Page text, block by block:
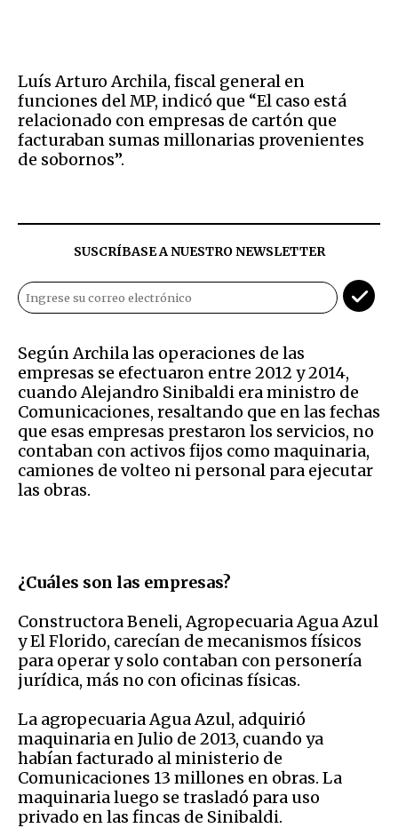
Luís Arturo Archila, fiscal general en
funciones del MP, indicó que “El caso está
relacionado con empresas de cartón que
facturaban sumas millonarias provenientes
de sobornos”.
SUSCRÍBASE A NUESTRO NEWSLETTER
Según Archila las operaciones de las
empresas se efectuaron entre 2012 y 2014,
cuando Alejandro Sinibaldi era ministro de
Comunicaciones, resaltando que en las fechas
que esas empresas prestaron los servicios, no
contaban con activos fijos como maquinaria,
camiones de volteo ni personal para ejecutar
las obras.
¿Cuáles son las empresas?
Constructora Beneli, Agropecuaria Agua Azul
y El Florido, carecían de mecanismos físicos
para operar y solo contaban con personería
jurídica, más no con oficinas físicas.
La agropecuaria Agua Azul, adquirió
maquinaria en Julio de 2013, cuando ya
habían facturado al ministerio de
Comunicaciones 13 millones en obras. La
maquinaria luego se trasladó para uso
privado en las fincas de Sinibaldi.